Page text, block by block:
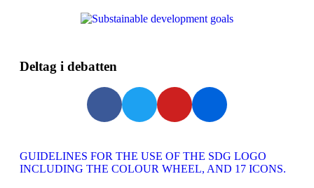
Deltag i debatten
GUIDELINES FOR THE USE OF THE SDG LOGO
INCLUDING THE COLOUR WHEEL, AND 17 ICONS.